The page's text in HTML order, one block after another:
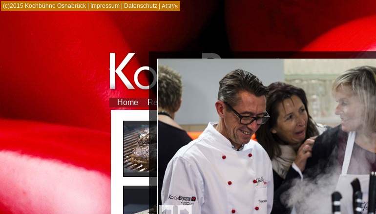
(c)2015 Kochbühne Osnabrück | Impressum Datenschutz AGB's
Home Referenzen Partner Feiern Tipp des Monats Galerie